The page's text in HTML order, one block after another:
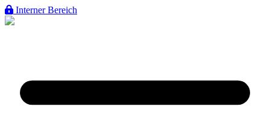
Interner Bereich